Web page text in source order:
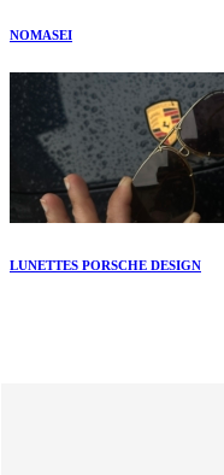
NOMASEI
LUNETTES PORSCHE DESIGN